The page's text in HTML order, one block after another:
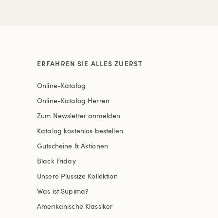
ERFAHREN SIE ALLES ZUERST
Online-Katalog
Online-Katalog Herren
Zum Newsletter anmelden
Katalog kostenlos bestellen
Gutscheine & Aktionen
Black Friday
Unsere Plussize Kollektion
Was ist Supima?
Amerikanische Klassiker